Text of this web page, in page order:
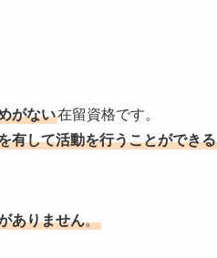
がない在留資格です。
有して活動を行うことができる
ありません。